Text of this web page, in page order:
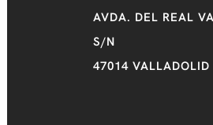
AVDA. DEL REAL
S/N
47014 VALLADOLID